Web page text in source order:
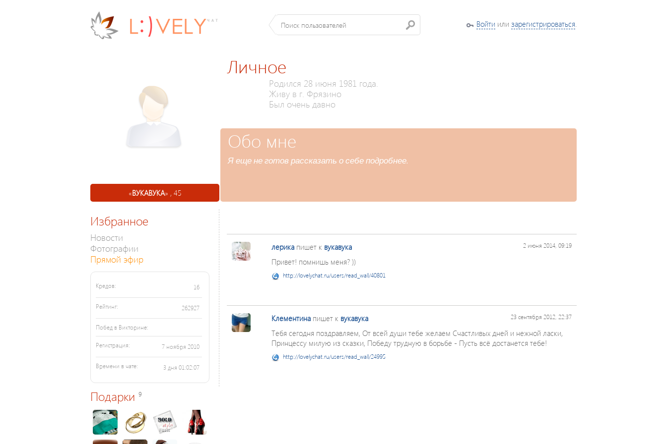
Войти или зарегистрироваться.
«ВУКАВУКА» , 45
Личное
Родился 28 июня 1981 года.
Живу в г. Фрязино
Был очень давно
Обо мне
Я еще не готов рассказать о себе подробнее.
Избранное
Новости
Фотографии
Прямой эфир
Кредов: 16
Рейтинг: 262927
Побед в Викторине:
Регистрация: 7 ноября 2010
Времени в чате: 3 дня 01:02:07
Подарки 9
лерика пишет к вукавука 2 июня 2014, 09:19
Привет! помнишь меня? ))
http://lovelychat.ru/users/read_wall/40801
Клементина пишет к вукавука 23 сентября 2012, 22:37
Тебя сегодня поздравляем, От всей души тебе желаем Счастливых дней и нежной ласки,
Принцессу милую из сказки, Победу трудную в борьбе - Пусть всё достанется тебе!
http://lovelychat.ru/users/read_wall/24995